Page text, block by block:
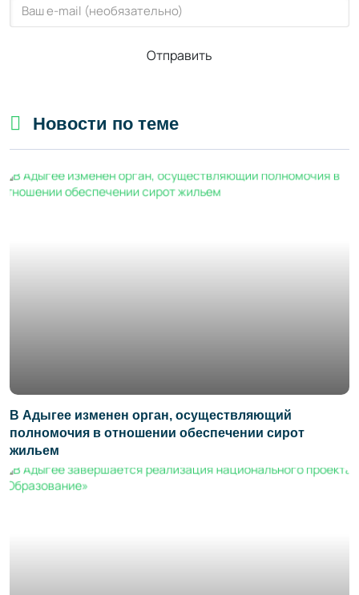
Отправить
Новости по теме
В Адыгее изменен орган, осуществляющий
полномочия в отношении обеспечении сирот
жильем